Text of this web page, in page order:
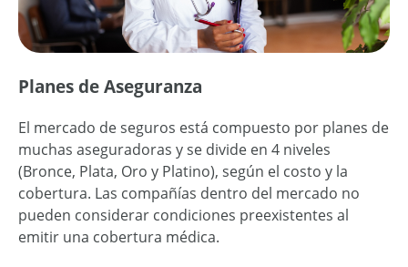
Planes de Aseguranza
El mercado de seguros está compuesto por planes de
muchas aseguradoras y se divide en 4 niveles
(Bronce, Plata, Oro y Platino), según el costo y la
cobertura. Las compañías dentro del mercado no
pueden considerar condiciones preexistentes al
emitir una cobertura médica.